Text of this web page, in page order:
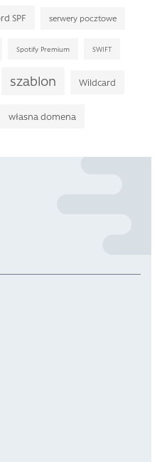
SPF serwery pocztowe
Spotify Premium SWIFT
szablon Wildcard
własna domena